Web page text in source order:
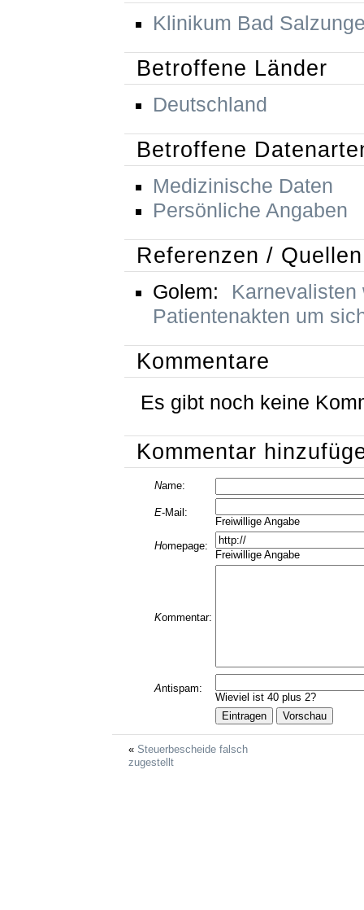
Klinikum Bad
Betroffene Länder
Deutschland
Betroffene
Medizinische Daten
Persönliche Angaben
Referenzen / Quellen
Golem:
Karnevalisten
Patientenakten um
Kommentare
Es gibt noch keine
Kommentar
Name:
E-Mail:
Freiwillige Angabe
Homepage:
Freiwillige Angabe
Kommentar:
Antispam:
Wieviel ist 40 plus 2?
Steuerbescheide falsch
zugestellt